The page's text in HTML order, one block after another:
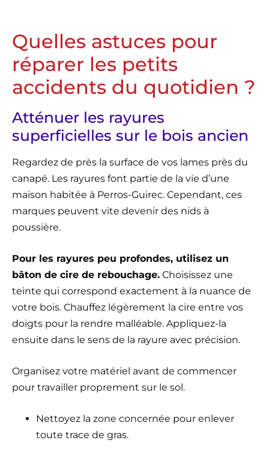
Quelles astuces pour
réparer les petits
accidents du quotidien ?
Atténuer les rayures
superficielles sur le bois ancien
Regardez de près la surface de vos lames près du
canapé. Les rayures font partie de la vie d’une
maison habitée à Perros-Guirec. Cependant, ces
marques peuvent vite devenir des nids à
poussière.
Pour les rayures peu profondes, utilisez un
bâton de cire de rebouchage. Choisissez une
teinte qui correspond exactement à la nuance de
votre bois. Chauffez légèrement la cire entre vos
doigts pour la rendre malléable. Appliquez-la
ensuite dans le sens de la rayure avec précision.
Organisez votre matériel avant de commencer
pour travailler proprement sur le sol.
Nettoyez la zone concernée pour enlever
toute trace de gras.